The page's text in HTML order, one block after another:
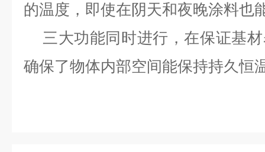
的温度，即使在阴天和夜晚涂料也
三大功能同时进行，在保证基
确保了物体内部空间能保持持久恒